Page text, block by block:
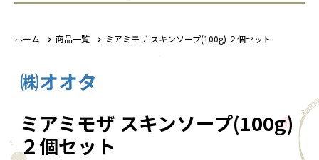
ホーム 商品一覧 ミアミモザ スキンソープ(100g) ２個セット
㈱オオタ
ミアミモザ スキンソープ(100g)
２個セット